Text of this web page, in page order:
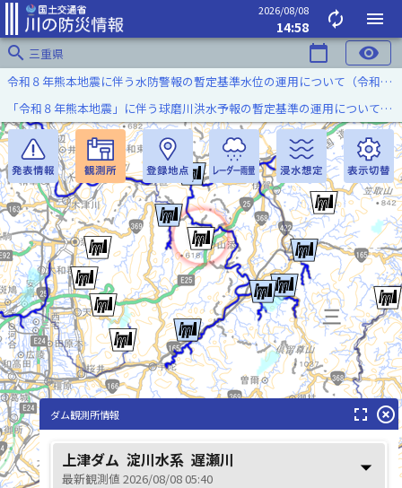
2026/08/08
14:58 autorenew
menu
search 三重県 calendar_today visibility
令和８年熊本地震に伴う水防警報の暫定基準水位の運用について（令和８年８月７日）
「令和８年熊本地震」に伴う球磨川洪水予報の暫定基準の運用について（令和８年８月５日）
ダム観測所情報 fullscreen highlight_off
上津ダム 淀川水系 遅瀬川
最新観測値 2026/08/08 05:40 arrow_drop_down